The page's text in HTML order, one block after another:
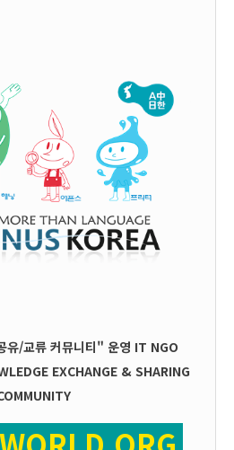
유/교류 커뮤니티" 운영 IT NGO
EXCHANGE & SHARING